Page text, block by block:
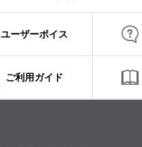
ユーザーボイス
ご利用ガイド